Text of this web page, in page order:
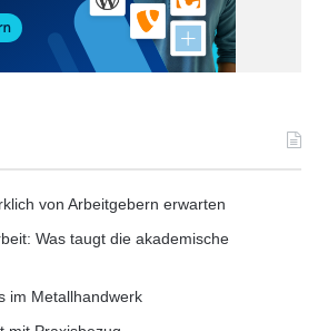
es nützliche Tipps zur
bei Lufthansa.
AG
ARKM.marketing
von Arbeitgebern erwarten
Was taugt die akademische
im Metallhandwerk